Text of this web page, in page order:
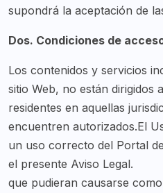
supondrá la aceptación de
Dos. Condiciones de
Los contenidos y servicios
sitio Web, no están dirigidos
residentes en aquellas
encuentren autorizados.El
un uso correcto del Portal
el presente Aviso Legal.
que pudieran causarse